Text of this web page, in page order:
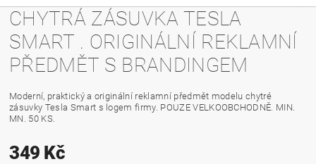
CHYTRÁ ZÁSUVKA TESLA
SMART . ORIGINÁLNÍ REKLAMNÍ
PŘEDMĚT S BRANDINGEM
Moderní, praktický a originální reklamní předmět modelu chytré
zásuvky Tesla Smart s logem firmy. POUZE VELKOOBCHODNĚ. MIN.
MN. 50 KS.
349 Kč